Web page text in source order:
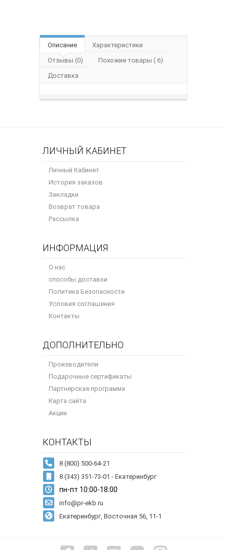
Описание
Характеристики
Отзывы (0)
Похожие товары ( 6)
Доставка
ЛИЧНЫЙ КАБИНЕТ
Личный Кабинет
История заказов
Закладки
Возврат товара
Рассылка
ИНФОРМАЦИЯ
О нас
способы доставки
Политика Безопасности
Условия соглашения
Контакты
ДОПОЛНИТЕЛЬНО
Производители
Подарочные сертификаты
Партнёрская программа
Карта сайта
Акции
КОНТАКТЫ
8 (343) 351-73-01 - Екатеринбург
пн-пт 10:00-18:00
info@pr-ekb.ru
Екатеринбург, Восточная 56, 11-1